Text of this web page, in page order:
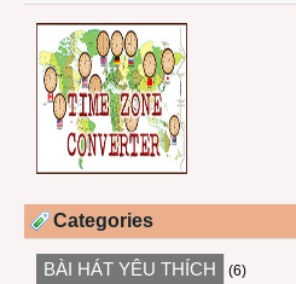
Categories
BÀI HÁT YÊU THÍCH (6)